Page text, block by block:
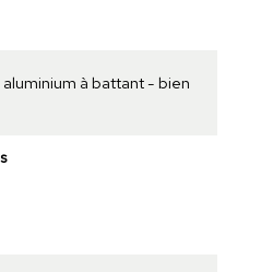
à battant - bien